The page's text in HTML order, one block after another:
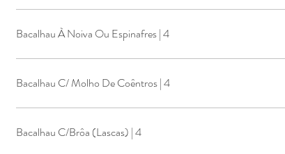
Bacalhau À Noiva Ou Espinafres | 4
Bacalhau C/ Molho De Coêntros | 4
Bacalhau C/Brôa (Lascas) | 4